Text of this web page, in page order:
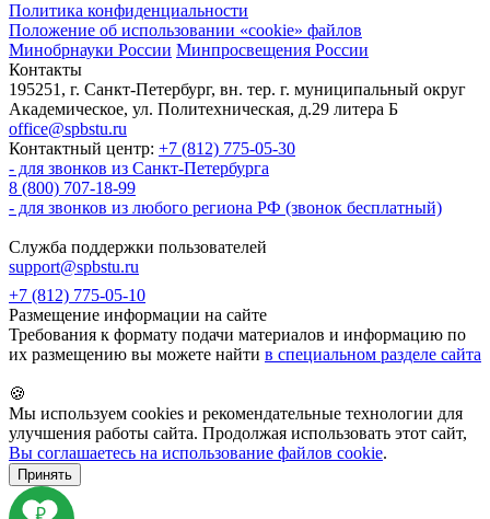
Политика конфиденциальности
Положение об использовании «cookie» файлов
Минобрнауки России Минпросвещения России
Контакты
195251, г. Санкт-Петербург, вн. тер. г. муниципальный округ
Академическое, ул. Политехническая, д.29 литера Б
office@spbstu.ru
Контактный центр: +7 (812) 775-05-30
- для звонков из Санкт-Петербурга
8 (800) 707-18-99
- для звонков из любого региона РФ (звонок бесплатный)
Служба поддержки пользователей
support@spbstu.ru
+7 (812) 775-05-10
Размещение информации на сайте
Требования к формату подачи материалов и информацию по
их размещению вы можете найти в специальном разделе сайта
🍪
Мы используем cookies и рекомендательные технологии для
улучшения работы сайта. Продолжая использовать этот сайт,
Вы соглашаетесь на использование файлов cookie.
Принять